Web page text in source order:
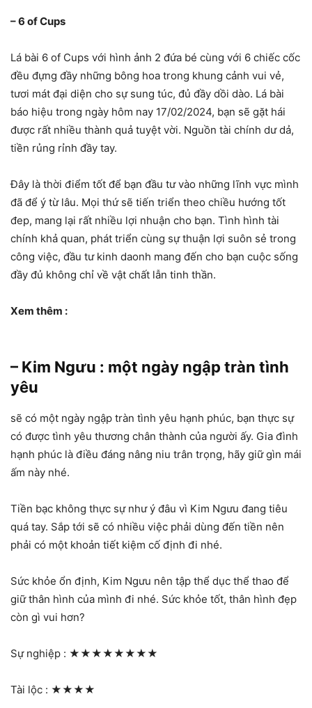
– 6 of Cups
Lá bài 6 of Cups với hình ảnh 2 đứa bé cùng với 6 chiếc cốc
đều đựng đầy những bông hoa trong khung cảnh vui vẻ,
tươi mát đại diện cho sự sung túc, đủ đầy dồi dào. Lá bài
báo hiệu trong ngày hôm nay 17/02/2024, bạn sẽ gặt hái
được rất nhiều thành quả tuyệt vời. Nguồn tài chính dư dả,
tiền rủng rỉnh đầy tay.
Đây là thời điểm tốt để bạn đầu tư vào những lĩnh vực mình
đã để ý từ lâu. Mọi thứ sẽ tiến triển theo chiều hướng tốt
đep, mang lại rất nhiều lợi nhuận cho bạn. Tình hình tài
chính khả quan, phát triển cùng sự thuận lợi suôn sẻ trong
công việc, đầu tư kinh daonh mang đến cho bạn cuộc sống
đầy đủ không chỉ về vật chất lẫn tinh thần.
Xem thêm :
– Kim Ngưu : một ngày ngập tràn tình
yêu
sẽ có một ngày ngập tràn tình yêu hạnh phúc, bạn thực sự
có được tình yêu thương chân thành của người ấy. Gia đình
hạnh phúc là điều đáng nâng niu trân trọng, hãy giữ gìn mái
ấm này nhé.
Tiền bạc không thực sự như ý đâu vì Kim Ngưu đang tiêu
quá tay. Sắp tới sẽ có nhiều việc phải dùng đến tiền nên
phải có một khoản tiết kiệm cố định đi nhé.
Sức khỏe ổn định, Kim Ngưu nên tập thể dục thể thao để
giữ thân hình của mình đi nhé. Sức khỏe tốt, thân hình đẹp
còn gì vui hơn?
Sự nghiệp : ★★★★★★★★
Tài lộc : ★★★★